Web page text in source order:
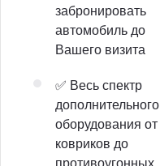
забронировать
автомобиль до
Вашего визита
✅ Весь спектр
дополнительного
оборудования от
ковриков до
противоугонных